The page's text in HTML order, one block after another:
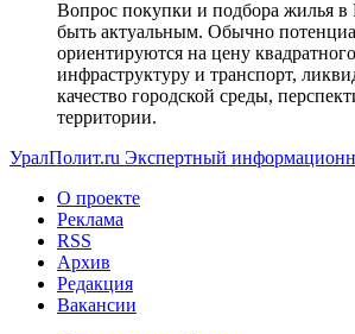
Вопрос покупки и подбора жилья в
быть актуальным. Обычно
ориентируются на цену
инфраструктуру и транспорт,
качество городской среды,
территории.
УралПолит.ru Экспертный
О проекте
Реклама
RSS
Архив
Редакция
Вакансии